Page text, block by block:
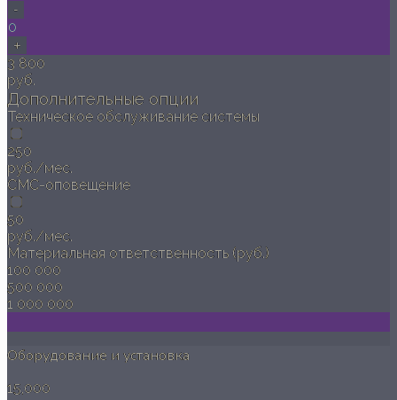
-
0
+
3 800
руб.
Дополнительные опции
Техническое обслуживание системы
250
руб./мес.
СМС-оповещение
50
руб./мес.
Материальная ответственность (руб.)
100 000
500 000
1 000 000
Оборудование и установка
15,000